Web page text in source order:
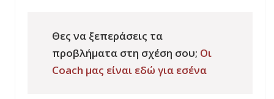
Θες να ξεπεράσεις τα
προβλήματα στη σχέση σου; Οι
Coach μας είναι εδώ για εσένα